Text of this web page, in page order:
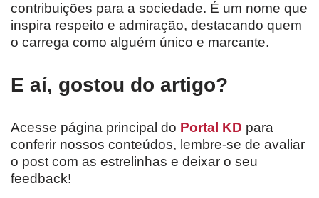
contribuições para a sociedade. É um nome que
inspira respeito e admiração, destacando quem
o carrega como alguém único e marcante.
E aí, gostou do artigo?
Acesse página principal do Portal KD para
conferir nossos conteúdos, lembre-se de avaliar
o post com as estrelinhas e deixar o seu
feedback!